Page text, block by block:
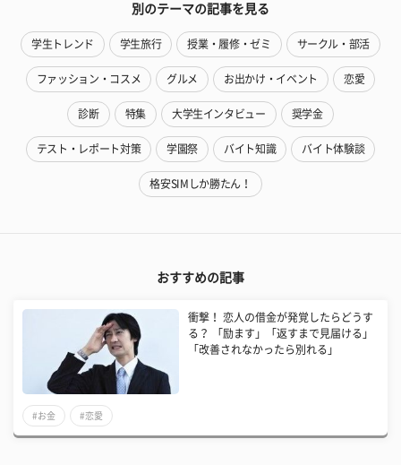
別のテーマの記事を見る
学生トレンド 学生旅行 授業・履修・ゼミ サークル・部活
ファッション・コスメ グルメ お出かけ・イベント 恋愛
診断 特集 大学生インタビュー 奨学金
テスト・レポート対策 学園祭 バイト知識 バイト体験談
格安SIMしか勝たん！
おすすめの記事
衝撃！ 恋人の借金が発覚したらどうす
る？ 「励ます」「返すまで見届ける」
「改善されなかったら別れる」
#お金 #恋愛